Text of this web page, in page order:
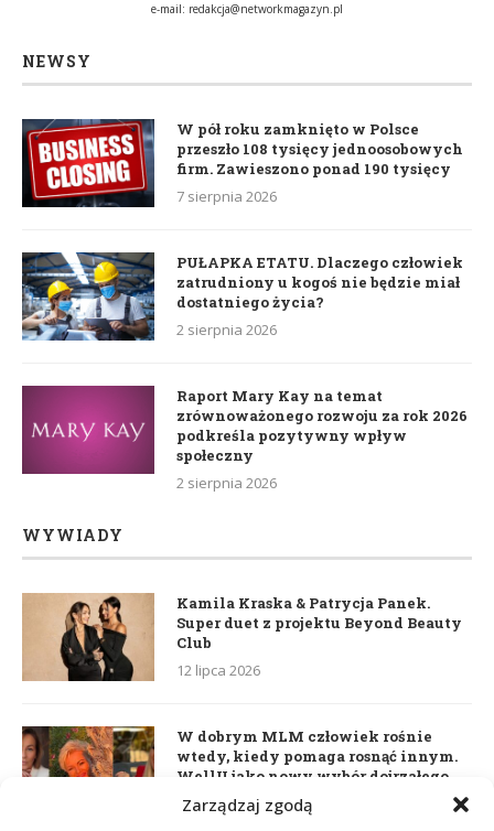
Zarządzaj zgodą
e-mail: redakcja@networkmagazyn.pl
NEWSY
W pół roku zamknięto w Polsce
przeszło 108 tysięcy jednoosobowych
firm. Zawieszono ponad 190 tysięcy
7 sierpnia 2026
PUŁAPKA ETATU. Dlaczego człowiek
zatrudniony u kogoś nie będzie miał
dostatniego życia?
2 sierpnia 2026
Raport Mary Kay na temat
zrównoważonego rozwoju za rok 2026
podkreśla pozytywny wpływ
społeczny
2 sierpnia 2026
WYWIADY
Kamila Kraska & Patrycja Panek.
Super duet z projektu Beyond Beauty
Club
12 lipca 2026
W dobrym MLM człowiek rośnie
wtedy, kiedy pomaga rosnąć innym.
WellU jako nowy wybór dojrzałego
lidera